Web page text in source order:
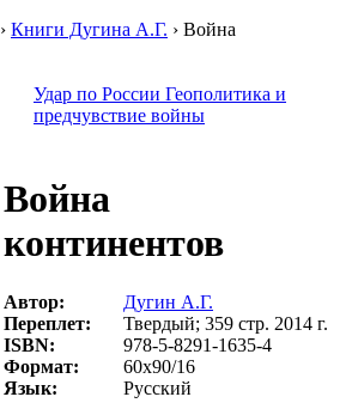
› Книги Дугина А.Г. › Война
Удар по России Геополитика и
предчувствие войны
Война
континентов
Автор:
Дугин А.Г.
Переплет:
Твердый; 359 стр. 2014 г.
ISBN:
978-5-8291-1635-4
Формат:
60х90/16
Язык:
Русский